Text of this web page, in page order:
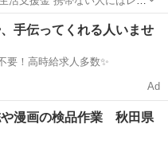
い場合は 宿泊施設代をお渡しします！ ☆…・プ...
手伝ってくれる人いませ
円〜 / 登録不要！高時給求人多数✨
Ad
や漫画の検品作業 秋田県